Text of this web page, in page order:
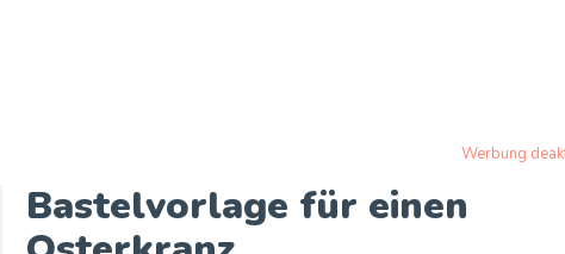
Werbung
Bastelvorlage für einen